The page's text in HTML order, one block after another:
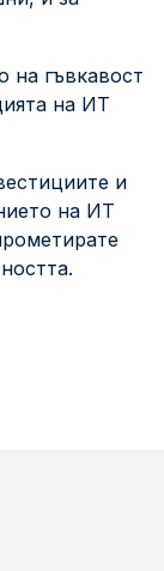
на гъвкавост
на ИТ
и
на ИТ